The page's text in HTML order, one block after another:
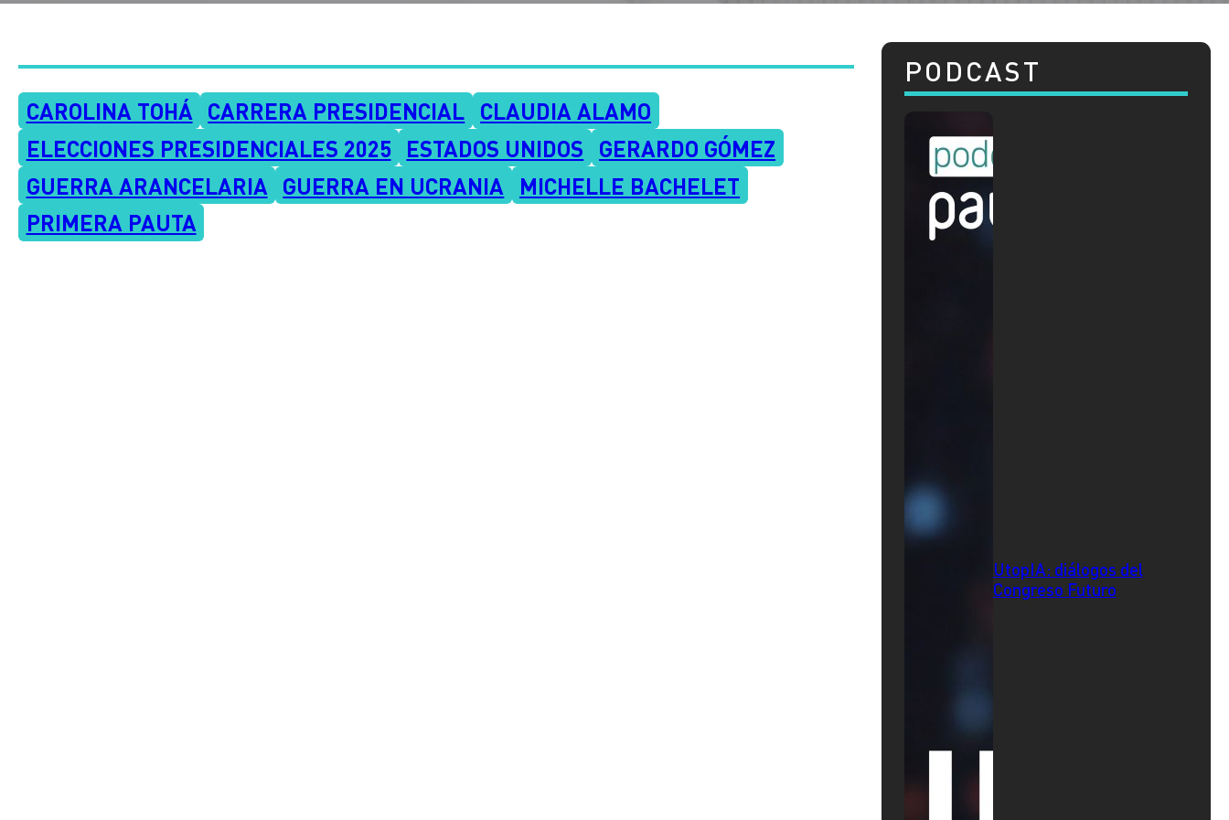
CAROLINA TOHÁ CARRERA PRESIDENCIAL CLAUDIA ALAMO
ELECCIONES PRESIDENCIALES 2025
ESTADOS UNIDOS
GERARDO GÓMEZ
GUERRA ARANCELARIA GUERRA EN UCRANIA
MICHELLE BACHELET
PRIMERA PAUTA
PODCAST
UtopIA: diálogos del
Congreso Futuro